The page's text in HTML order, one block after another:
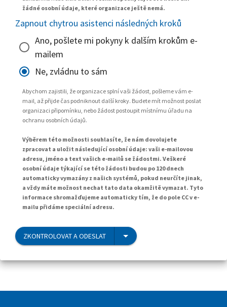
žádné osobní údaje, které organizace ještě nemá.
Zapnout chytrou asistenci následných kroků
Ano, pošlete mi pokyny k dalším krokům e-
mailem
Ne, zvládnu to sám
Abychom zajistili, že organizace splní vaši žádost, pošleme vám e-
mail, až přijde čas podniknout další kroky. Budete mít možnost poslat
organizaci připomínku, nebo žádost postoupit místnímu úřadu na
ochranu osobních údajů.
Výběrem této možnosti souhlasíte, že nám dovolujete
zpracovat a uložit následující osobní údaje: vaši e-mailovou
adresu, jméno a text vašich e-mailů se žádostmi. Veškeré
osobní údaje týkající se této žádosti budou po 120 dnech
automaticky vymazány z našich systémů, pokud neurčíte jinak,
a vždy máte možnost nechat tato data okamžitě vymazat. Tyto
informace shromažďujeme automaticky tím, že do pole CC v e-
mailu přidáme speciální adresu.
ZKONTROLOVAT A ODESLAT